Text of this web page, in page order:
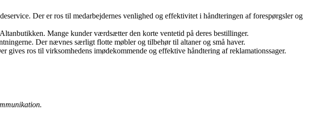
Der er ros til medarbejdernes venlighed og effektivitet i håndteringen af forespørgsler og
Mange kunder værdsætter den korte ventetid på deres bestillinger.
Der nævnes særligt flotte møbler og tilbehør til altaner og små haver.
gives ros til virksomhedens imødekommende og effektive håndtering af reklamationssager.